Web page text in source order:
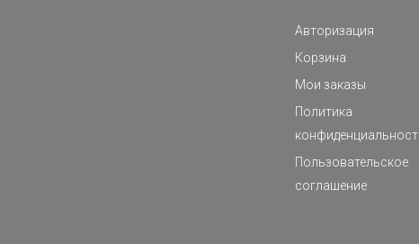
Авторизация
Корзина
Мои заказы
Политика
Пользовательское
соглашение